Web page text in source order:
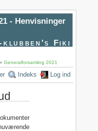
- Henvisninger
klubben's Fiki
»Generalforsamling 2021
Indeks Log ind